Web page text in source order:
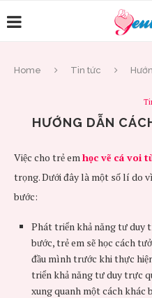
Home Tin tức
HƯỚNG DẪN
Việc cho trẻ emhọc vẽ cá voi
trọng. Dưới đây là một số lí do
bước:
Phát triển khả năng tư duy
bước, trẻ em sẽ học cách
đầu mình trước khi thực
triển khả năng tư duy trực
xung quanh một cách khác